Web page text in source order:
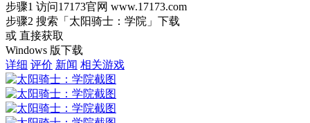
步骤1 访问17173官网 www.17173.com
步骤2 搜索 「太阳骑士：学院」 下载
或 直接获取
Windows 版下载
详细 评价 新闻 相关游戏